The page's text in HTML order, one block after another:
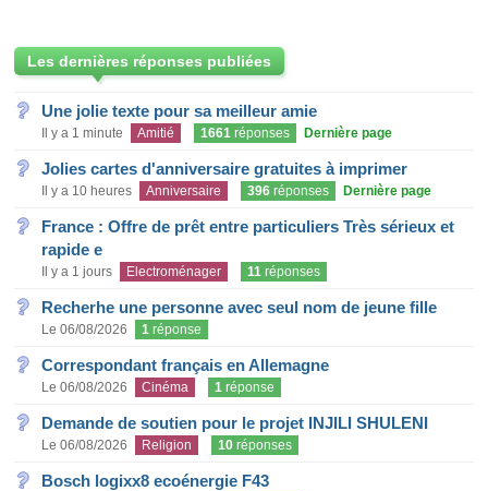
Les dernières réponses publiées
Une jolie texte pour sa meilleur amie
Il y a 1 minute Amitié 1661 réponses Dernière page
Jolies cartes d'anniversaire gratuites à imprimer
Il y a 10 heures Anniversaire 396 réponses Dernière page
France : Offre de prêt entre particuliers Très sérieux et
rapide e
Il y a 1 jours Electroménager 11 réponses
Recherhe une personne avec seul nom de jeune fille
Le 06/08/2026 1 réponse
Correspondant français en Allemagne
Le 06/08/2026 Cinéma 1 réponse
Demande de soutien pour le projet INJILI SHULENI
Le 06/08/2026 Religion 10 réponses
Bosch logixx8 ecoénergie F43